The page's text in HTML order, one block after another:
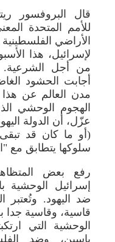
قال البروفسور
للأمم المتحدة
الأراضي
لإسرائيل، هذا
من أجل الشرعية.
أجابت الحشود
مدن العالم عن هذا
الهجوم الوحشي
عزّل، أن الدولة
(أو ما كان قد
سلوكها يتطابق مع
رفع بعض
إسرائيل الوحشية
ضد اليهود.
قاسية، وقاسية جدا
الوحشية التي
ياسين، وضد